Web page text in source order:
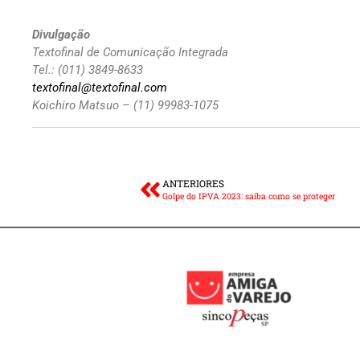
Divulgação
Textofinal de Comunicação Integrada
Tel.: (011) 3849-8633
textofinal@textofinal.com
Koichiro Matsuo – (11) 99983-1075
ANTERIORES
Golpe do IPVA 2023: saiba como se proteger